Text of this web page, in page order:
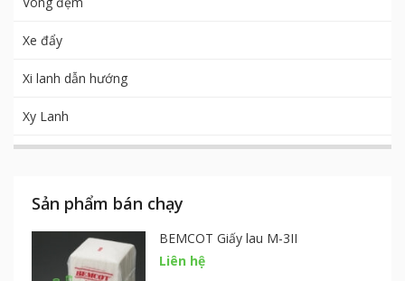
Xe đẩy
Xi lanh dẫn hướng
Xy Lanh
Sản phẩm bán chạy
BEMCOT Giấy lau M-3II
Liên hệ